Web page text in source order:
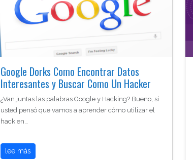
Google Dorks Como Encontrar Datos
Interesantes y Buscar Como Un Hacker
¿Van juntas las palabras Google y Hacking? Bueno, si
usted pensó que vamos a aprender cómo utilizar el
hack en…
lee más